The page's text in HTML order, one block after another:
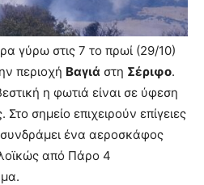
γύρω στις 7 το πρωί (29/10)
περιοχή Βαγιά στη Σέριφο.
η φωτιά είναι σε ύφεση
Στο σημείο επιχειρούν επίγειες
ένα αεροσκάφος
από Πάρο 4